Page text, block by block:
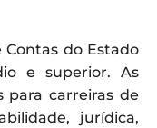
do Estado
e superior. As
para carreiras de
jurídica,